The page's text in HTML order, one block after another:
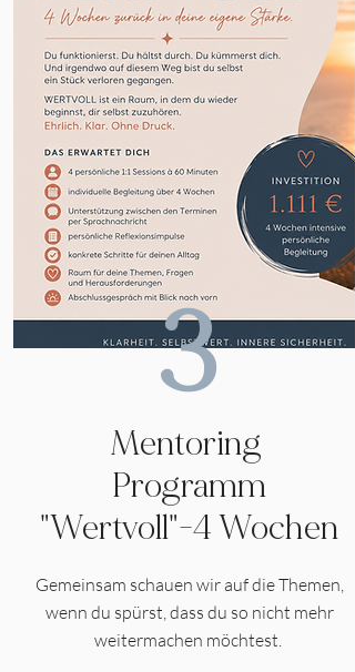
3
Mentoring
Programm
"Wertvoll"-4 Wochen
Gemeinsam schauen wir auf die Themen,
wenn du spürst, dass du so nicht mehr
weitermachen möchtest.